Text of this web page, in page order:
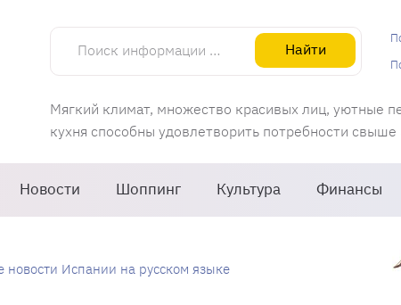
Поиск информации об Испании
Найти
Мягкий климат, множество красивых лиц, уютные
кухня способны удовлетворить потребности
Новости Шоппинг Культура Финансы
новости Испании на русском языке